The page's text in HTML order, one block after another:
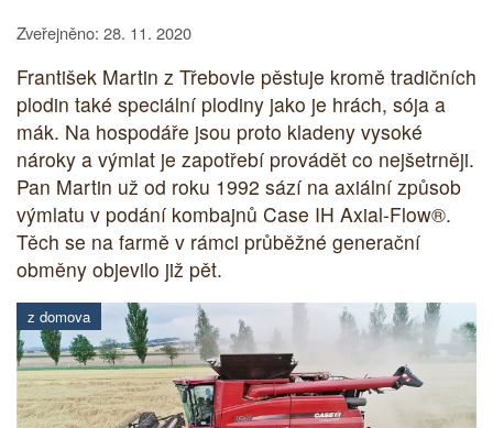
Zveřejněno: 28. 11. 2020
František Martin z Třebovle pěstuje kromě tradičních
plodin také speciální plodiny jako je hrách, sója a
mák. Na hospodáře jsou proto kladeny vysoké
nároky a výmlat je zapotřebí provádět co nejšetrněji.
Pan Martin už od roku 1992 sází na axiální způsob
výmlatu v podání kombajnů Case IH Axial-Flow®.
Těch se na farmě v rámci průběžné generační
obměny objevilo již pět.
z domova